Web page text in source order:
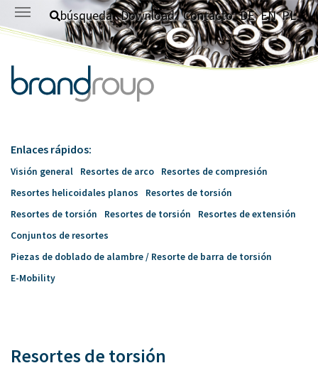
Saltar al contenido principal
búsqueda Download Contacto DE EN PL
Enlaces rápidos:
Visión general Resortes de arco
Resortes de compresión
Resortes helicoidales planos
Resortes de torsión
Resortes de torsión
Resortes de torsión
Resortes de extensión
Conjuntos de resortes
Piezas de doblado de alambre / Resorte de barra de torsión
E-Mobility
Resortes de torsión